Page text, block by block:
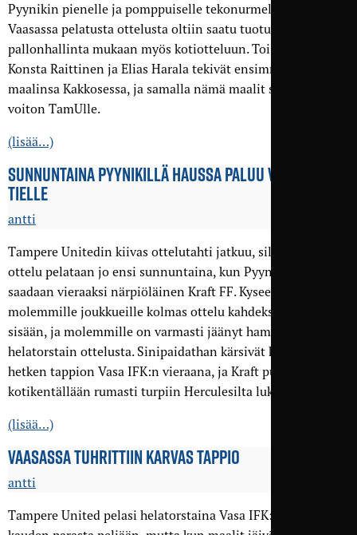
Pyynikin pienelle ja pomppuiselle tekonurmelle, edellisestä
Vaasassa pelatusta ottelusta oltiin saatu tuotua
pallonhallinta mukaan myös kotiotteluun. Toisella jaksolla
Konsta Raittinen ja Elias Harala tekivät ensimmäiset
maalinsa Kakkosessa, ja samalla nämä maalit sinetöivät
voiton TamUlle.
(lisää…)
SUNNUNTAINA PYYNIKILLÄ HAUSSA PALUU VOITTOJEN
TIELLE
antti
Tampere Unitedin kiivas ottelutahti jatkuu, sillä seuraava
ottelu pelataan jo ensi sunnuntaina, kun Pyynikille
saadaan vieraaksi närpiöläinen Kraft FF. Kyseessä on
molemmille joukkueille kolmas ottelu kahdeksan päivän
sisään, ja molemmille on varmasti jäänyt hampaankoloon
helatorstain ottelusta. Sinipaidathan kärsivät karvaan viime
hetken tappion Vasa IFK:n vieraana, ja Kraft puolestaan otti
kotikentällään rumasti turpiin Herculesilta lukemin 1–5.
(lisää…)
VAASASSA TUHRITTIIN KARVAS TAPPIO
antti
Tampere United pelasi helatorstaina Vasa IFK:n vieraana